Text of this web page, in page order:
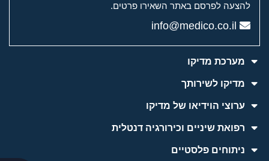
להצעה לפרסם באתר השאירו פרטים.
info@medico.co.il
מערכת מדיקו
מדיקו לשירותך
ערוצי הוידיאו של מדיקו
רפואת שיניים וכירורגיה דנטלית
ניתוחים פלסטיים